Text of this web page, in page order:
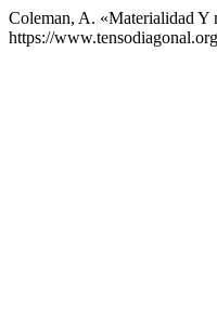
Coleman, A. «Materialidad Y
https://